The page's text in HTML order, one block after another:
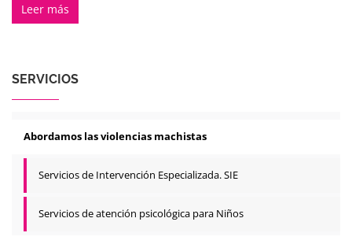
SERVICIOS
Abordamos las violencias machistas
Servicios de Intervención Especializada. SIE
Servicios de atención psicológica para Niños
Leer más